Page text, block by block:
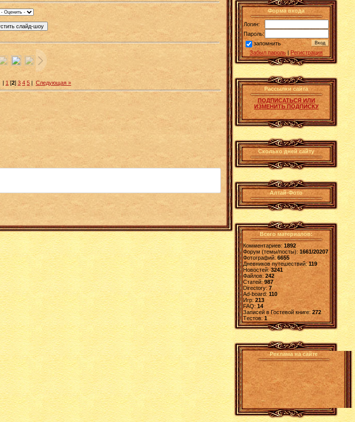
| 1 [2] 3 4 5 | Следующая »
Форма входа
Логин:
Пароль:
запомнить
Забыл пароль | Регистрация
Рассылки сайта
ПОДПИСАТЬСЯ ИЛИ
ИЗМЕНИТЬ ПОДПИСКУ
Сколько дней сайту
Алтай-Фото
Всего материалов:
Комментариев: 1892
Форум (темы/посты):1661/20207
Фотографий:6655
Дневников путешествий:119
Новостей:3241
Файлов: 242
Статей:987
Directory: 7
Ad-board:110
Игр: 213
FAQ:14
Записей в Гостевой книге:272
Tестов: 1
Реклама на сайте